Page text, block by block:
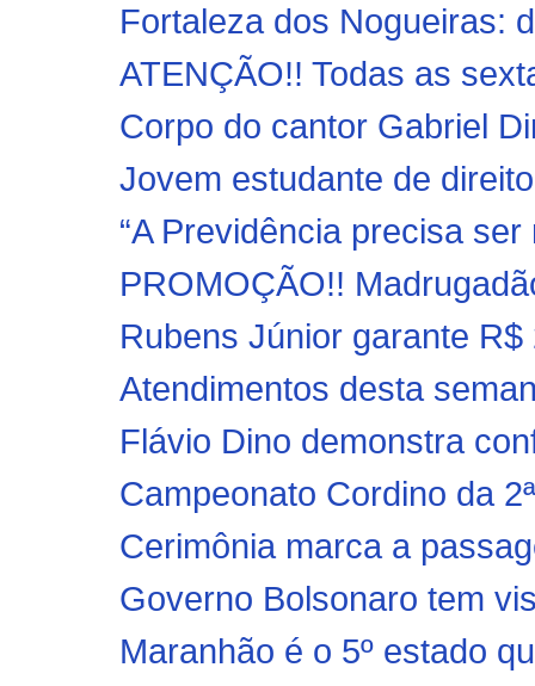
Fortaleza dos Nogueiras:
ATENÇÃO!! Todas as
Corpo do cantor Gabriel
Jovem estudante de
“A Previdência precisa
PROMOÇÃO!!
Rubens Júnior garante
Atendimentos desta
Flávio Dino demonstra
Campeonato Cordino da
Cerimônia marca a
Governo Bolsonaro tem
Maranhão é o 5º estado